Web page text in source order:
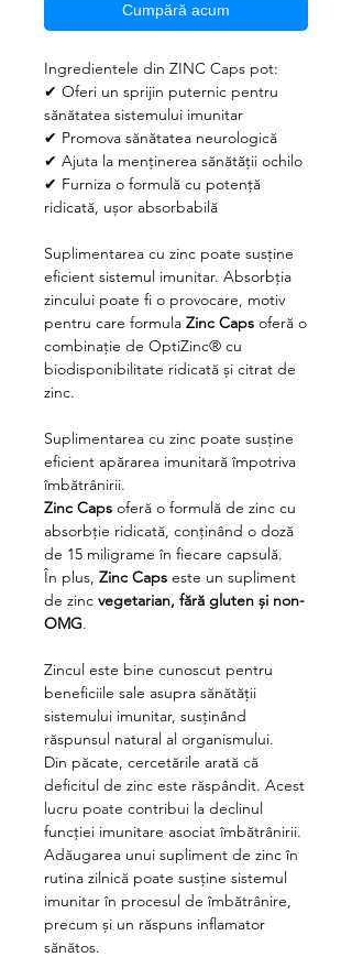
Cumpără acum
Ingredientele din ZINC Caps pot:
✔ Oferi un sprijin puternic pentru
sănătatea sistemului imunitar
✔ Promova sănătatea neurologică
✔ Ajuta la menținerea sănătății ochilo
✔ Furniza o formulă cu potență
ridicată, ușor absorbabilă
Suplimentarea cu zinc poate susține
eficient sistemul imunitar. Absorbția
zincului poate fi o provocare, motiv
pentru care formula Zinc Caps oferă o
combinație de OptiZinc® cu
biodisponibilitate ridicată și citrat de
zinc.
Suplimentarea cu zinc poate susține
eficient apărarea imunitară împotriva
îmbătrânirii.
Zinc Caps oferă o formulă de zinc cu
absorbție ridicată, conținând o doză
de 15 miligrame în fiecare capsulă.
În plus, Zinc Caps este un supliment
de zinc vegetarian, fără gluten și non-
OMG.
Zincul este bine cunoscut pentru
beneficiile sale asupra sănătății
sistemului imunitar, susținând
răspunsul natural al organismului.
Din păcate, cercetările arată că
deficitul de zinc este răspândit. Acest
lucru poate contribui la declinul
funcției imunitare asociat îmbătrânirii.
Adăugarea unui supliment de zinc în
rutina zilnică poate susține sistemul
imunitar în procesul de îmbătrânire,
precum și un răspuns inflamator
sănătos.